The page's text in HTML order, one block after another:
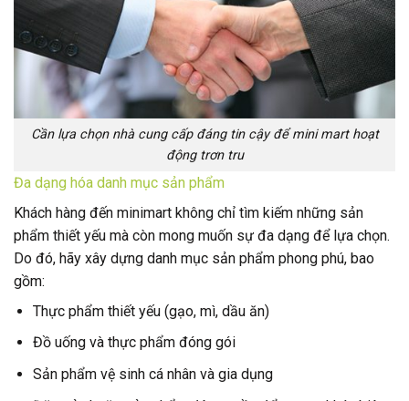
Cần lựa chọn nhà cung cấp đáng tin cậy để mini mart hoạt
động trơn tru
Đa dạng hóa danh mục sản phẩm
Khách hàng đến minimart không chỉ tìm kiếm những sản
phẩm thiết yếu mà còn mong muốn sự đa dạng để lựa chọn.
Do đó, hãy xây dựng danh mục sản phẩm phong phú, bao
gồm:
Thực phẩm thiết yếu (gạo, mì, dầu ăn)
Đồ uống và thực phẩm đóng gói
Sản phẩm vệ sinh cá nhân và gia dụng